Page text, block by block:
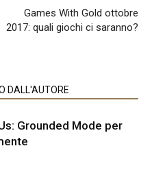
Games With Gold ottobre
2017: quali giochi ci saranno?
DALL'AUTORE
Grounded Mode per